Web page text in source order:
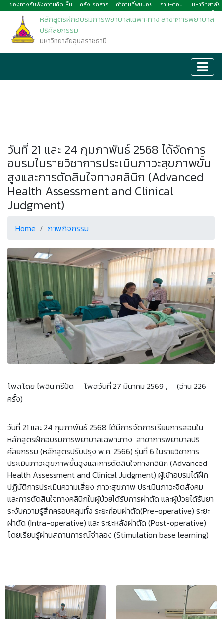
ช่องทางรับฟังความคิดเห็น คลังเอกสาร คำถามที่พบบ่อย ถาม-ตอบ
มหาวิทยาลัย
อุบลราชธานี
หลักสูตรฝึกอบรมการพยาบาลเฉพาะทาง สาขาการพยาบาล
ปริศัลยกรรม
มหาวิทยาลัยอุบลราชธานี
วันที่ 21 และ 24 กุมภาพันธ์ 2568 ได้จัดการ
อบรมในรายวิชาการประเมินภาวะสุขภาพขั้น
สูงและการตัดสินใจทางคลินิก (Advanced
Health Assessment and Clinical
Judgment)
Home ภาพกิจกรรม
โพสโดย ไพลิน ศรีปัด โพสวันที่ 27 มีนาคม 2569 , (อ่าน 226
ครั้ง)
วันที่ 21 และ 24 กุมภาพันธ์ 2568 ได้มีการจัดการเรียนการสอนใน
หลักสูตรฝึกอบรมการพยาบาลเฉพาะทาง สาขาการพยาบาลปริ
ศัลยกรรม (หลักสูตรปรับปรุง พ.ศ. 2566) รุ่นที่ 6 ในรายวิชาการ
ประเมินภาวะสุขภาพขั้นสูงและการตัดสินใจทางคลินิก (Advanced
Health Assessment and Clinical Judgment) ผู้เข้าอบรมได้ฝึก
ปฏิบัติการประเมินความเสี่ยง ภาวะสุขภาพ ประเมินภาวะจิตสังคม
และการตัดสินใจทางคลินิกในผู้ป่วยได้รับการผ่าตัด และผู้ป่วยได้รับยา
ระงับความรู้สึกครอบคลุมทั้ง ระยะก่อนผ่าตัด(Pre-operative) ระยะ
ผ่าตัด (Intra-operative) และ ระยะหลังผ่าตัด (Post-operative)
โดยเรียนรู้ผ่านสถานการณ์จำลอง (Stimulation base learning)